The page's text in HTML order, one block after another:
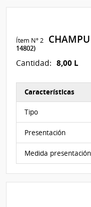
Ítem Nº 2
14802)
Cantidad: 8,00 L
Características
Tipo
Presentación
Medida presentación